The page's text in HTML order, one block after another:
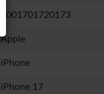
1001701720173
Apple
iPhone
iPhone 17